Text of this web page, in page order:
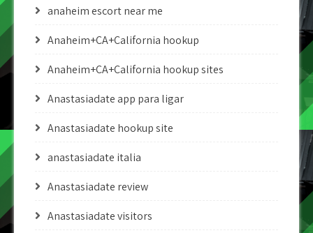
anaheim escort near me
Anaheim+CA+California hookup
Anaheim+CA+California hookup sites
Anastasiadate app para ligar
Anastasiadate hookup site
anastasiadate italia
Anastasiadate review
Anastasiadate visitors